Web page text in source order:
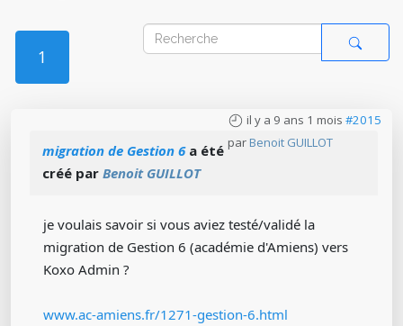
1
il y a 9 ans 1 mois #2015
par Benoit GUILLOT
migration de Gestion 6a été
créé par Benoit GUILLOT
je voulais savoir si vous aviez testé/validé la
migration de Gestion 6 (académie d'Amiens) vers
Koxo Admin ?
www.ac-amiens.fr/1271-gestion-6.html